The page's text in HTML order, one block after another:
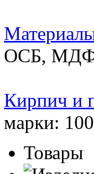
ОСБ, МДФ,
Кирпич и
марки:
Товары